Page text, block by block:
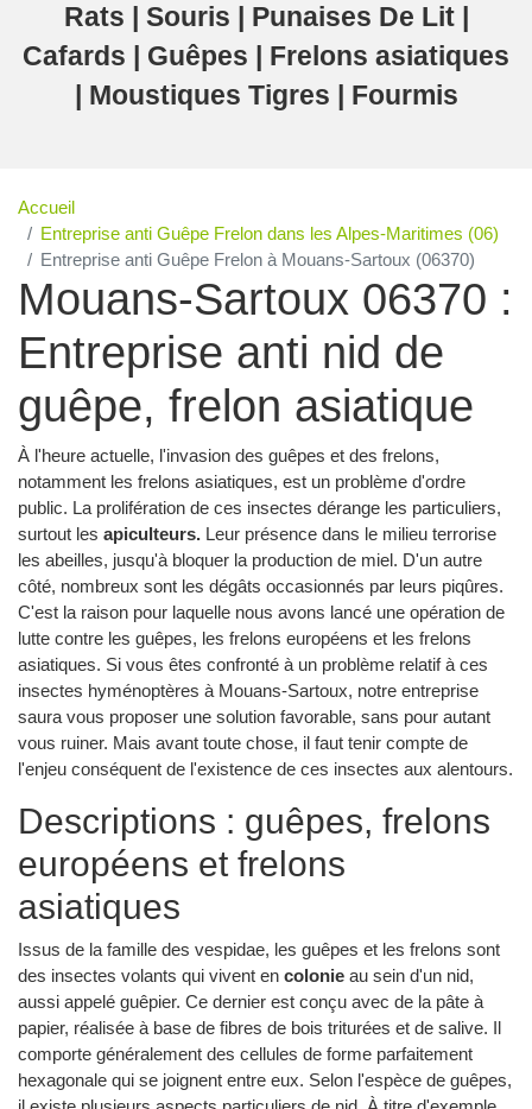
Rats | Souris | Punaises De Lit |
Cafards | Guêpes | Frelons asiatiques
| Moustiques Tigres | Fourmis
Accueil
Entreprise anti Guêpe Frelon dans les Alpes-Maritimes (06)
Entreprise anti Guêpe Frelon à Mouans-Sartoux (06370)
Mouans-Sartoux 06370 :
Entreprise anti nid de
guêpe, frelon asiatique
À l'heure actuelle, l'invasion des guêpes et des frelons,
notamment les frelons asiatiques, est un problème d'ordre
public. La prolifération de ces insectes dérange les particuliers,
surtout les apiculteurs. Leur présence dans le milieu terrorise
les abeilles, jusqu'à bloquer la production de miel. D'un autre
côté, nombreux sont les dégâts occasionnés par leurs piqûres.
C'est la raison pour laquelle nous avons lancé une opération de
lutte contre les guêpes, les frelons européens et les frelons
asiatiques. Si vous êtes confronté à un problème relatif à ces
insectes hyménoptères à Mouans-Sartoux, notre entreprise
saura vous proposer une solution favorable, sans pour autant
vous ruiner. Mais avant toute chose, il faut tenir compte de
l'enjeu conséquent de l'existence de ces insectes aux alentours.
Descriptions : guêpes, frelons
européens et frelons
asiatiques
Issus de la famille des vespidae, les guêpes et les frelons sont
des insectes volants qui vivent en colonie au sein d'un nid,
aussi appelé guêpier. Ce dernier est conçu avec de la pâte à
papier, réalisée à base de fibres de bois triturées et de salive. Il
comporte généralement des cellules de forme parfaitement
hexagonale qui se joignent entre eux. Selon l'espèce de guêpes,